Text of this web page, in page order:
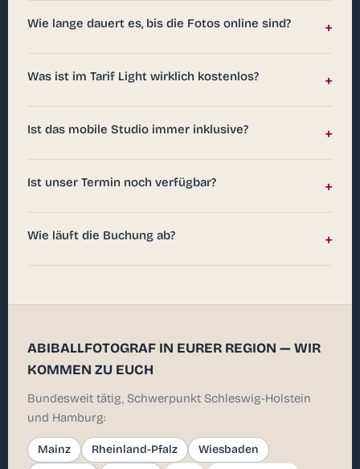
Wie lange dauert es, bis die Fotos online sind? +
Was ist im Tarif Light wirklich kostenlos? +
Ist das mobile Studio immer inklusive? +
Ist unser Termin noch verfügbar? +
Wie läuft die Buchung ab? +
ABIBALLFOTOGRAF IN EURER REGION — WIR
KOMMEN ZU EUCH
Bundesweit tätig, Schwerpunkt Schleswig-Holstein
und Hamburg:
Mainz Rheinland-Pfalz
Wiesbaden